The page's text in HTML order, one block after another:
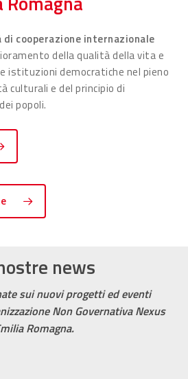
cooperazione internazionale
della qualità della vita e
istituzioni democratiche nel pieno
culturali e del principio di
popoli.
news
sui nuovi progetti ed eventi
Non Governativa Nexus
Romagna.